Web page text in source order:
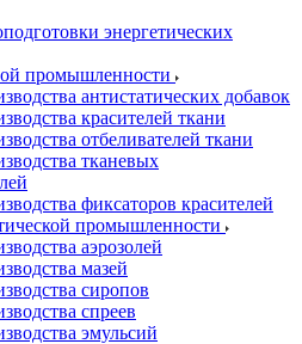
энергетических
промышленности
антистатических добавок
красителей ткани
отбеливателей ткани
тканевых
фиксаторов красителей
промышленности
аэрозолей
мазей
сиропов
спреев
эмульсий